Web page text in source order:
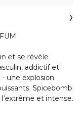
et se révèle
addictif et
une explosion
Spicebomb
et intense.